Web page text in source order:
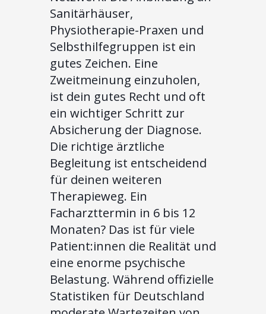
Sanitärhäuser,
Physiotherapie-Praxen und
Selbsthilfegruppen ist ein
gutes Zeichen. Eine
Zweitmeinung einzuholen,
ist dein gutes Recht und oft
ein wichtiger Schritt zur
Absicherung der Diagnose.
Die richtige ärztliche
Begleitung ist entscheidend
für deinen weiteren
Therapieweg. Ein
Facharzttermin in 6 bis 12
Monaten? Das ist für viele
Patient:innen die Realität und
eine enorme psychische
Belastung. Während offizielle
Statistiken für Deutschland